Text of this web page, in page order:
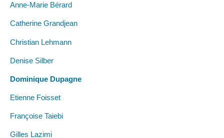
Anne-Marie Bérard
Catherine Grandjean
Christian Lehmann
Denise Silber
Dominique Dupagne
Etienne Foisset
Françoise Taiebi
Gilles Lazimi